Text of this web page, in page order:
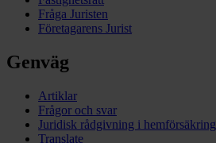
Fråga Juristen
Företagarens Jurist
Genväg
Artiklar
Frågor och svar
Juridisk rådgivning i hemförsäkring
Translate